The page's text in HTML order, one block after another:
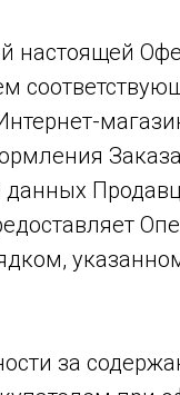
настоящей
данных
за